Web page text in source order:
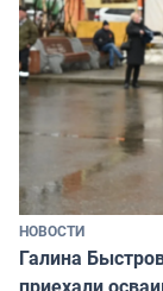
НОВОСТИ
Галина